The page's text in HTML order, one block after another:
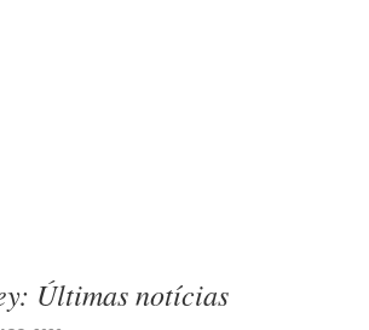
Últimas notícias